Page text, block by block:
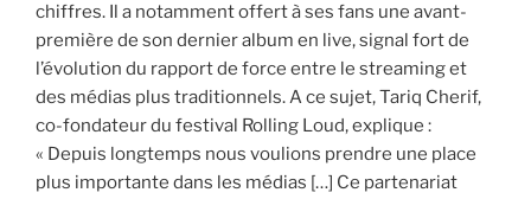
chiffres. Il a notamment offert à ses fans une avant-
première de son dernier album en live, signal fort de
l’évolution du rapport de force entre le streaming et
des médias plus traditionnels. A ce sujet, Tariq Cherif,
co-fondateur du festival Rolling Loud, explique :
« Depuis longtemps nous voulions prendre une place
plus importante dans les médias […] Ce partenariat